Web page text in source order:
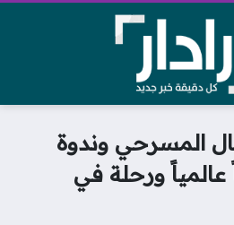
المسرحي وندوة
ورحلة في